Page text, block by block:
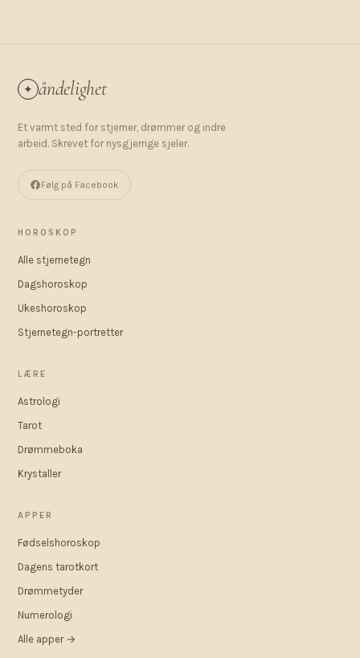
✦ åndelighet
Et varmt sted for stjerner, drømmer og indre
arbeid. Skrevet for nysgjerrige sjeler.
Følg på Facebook
HOROSKOP
Alle stjernetegn
Dagshoroskop
Ukeshoroskop
Stjernetegn-portretter
LÆRE
Astrologi
Tarot
Drømmeboka
Krystaller
APPER
Fødselshoroskop
Dagens tarotkort
Drømmetyder
Numerologi
Alle apper →